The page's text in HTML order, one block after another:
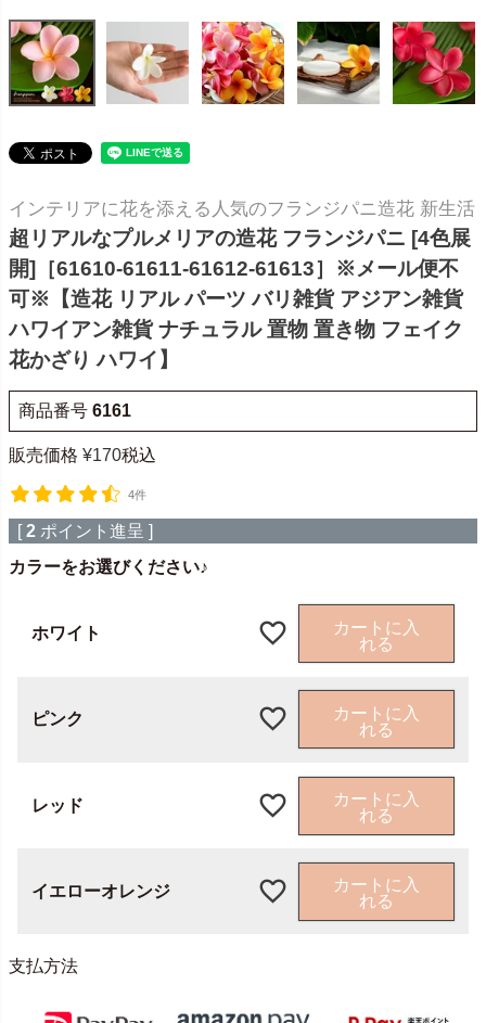
インテリアに花を添える人気のフランジパニ造花 新生活
超リアルなプルメリアの造花 フランジパニ [4色展
開]［61610-61611-61612-61613］※メール便不
可※【造花 リアル パーツ バリ雑貨 アジアン雑貨
ハワイアン雑貨 ナチュラル 置物 置き物 フェイク
花かざり ハワイ】
商品番号 6161
販売価格 ¥170税込
4件
[ 2 ポイント進呈 ]
カラーをお選びください♪
ホワイト
カートに入
れる
ピンク
カートに入
れる
レッド
カートに入
れる
イエローオレンジ
カートに入
れる
支払方法